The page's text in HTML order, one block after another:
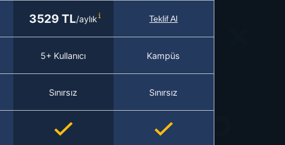
3529 TL/aylık Teklif Al
5+ Kullanıcı Kampüs
Sınırsız Sınırsız